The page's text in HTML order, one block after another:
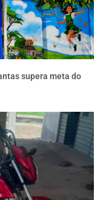
supera meta do